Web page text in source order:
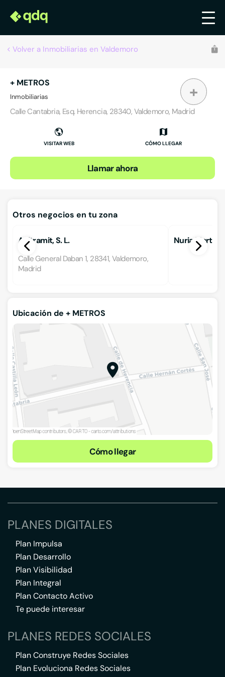
Volver a Inmobiliarias en Valdemoro
+
+ METROS
Inmobiliarias
Calle Cantabria, Esq. Herencia, 28340, Valdemoro, Madrid
VISITAR WEB CÓMO LLEGAR
Llamar ahora
Otros negocios en tu zona
Apitramit, S. L.
Calle General Daban 1, 28341, Valdemoro,
Madrid
Nuria
Ubicación de + METROS
Cómo llegar
PLANES DIGITALES
Plan Impulsa
Plan Desarrollo
Plan Visibilidad
Plan Integral
Plan Contacto Activo
Te puede interesar
PLANES REDES SOCIALES
Plan Construye Redes Sociales
Plan Evoluciona Redes Sociales